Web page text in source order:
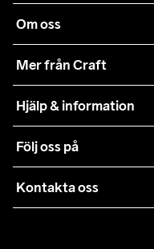
Om oss
Mer från Craft
Teamwear
Hållbarhet
Samarbeten
Hjälp & information
Våra köpvillkor
Retur
Följ oss på
Kontakta oss